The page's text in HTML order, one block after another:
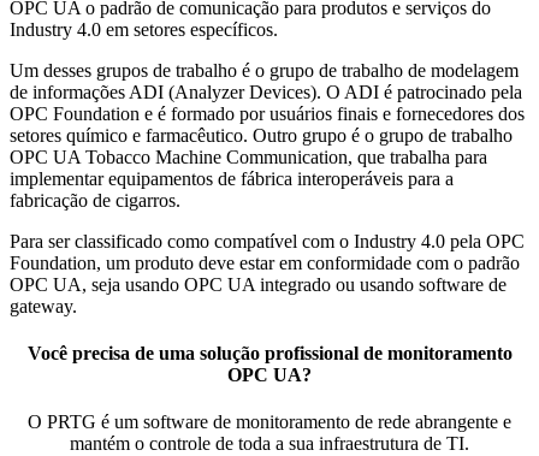
OPC UA o padrão de comunicação para produtos e serviços do
Industry 4.0 em setores específicos.
Um desses grupos de trabalho é o grupo de trabalho de modelagem
de informações ADI (Analyzer Devices). O ADI é patrocinado pela
OPC Foundation e é formado por usuários finais e fornecedores dos
setores químico e farmacêutico. Outro grupo é o grupo de trabalho
OPC UA Tobacco Machine Communication, que trabalha para
implementar equipamentos de fábrica interoperáveis para a
fabricação de cigarros.
Para ser classificado como compatível com o Industry 4.0 pela OPC
Foundation, um produto deve estar em conformidade com o padrão
OPC UA, seja usando OPC UA integrado ou usando software de
gateway.
Você precisa de uma solução profissional de monitoramento
OPC UA?
O PRTG é um software de monitoramento de rede abrangente e
mantém o controle de toda a sua infraestrutura de TI.